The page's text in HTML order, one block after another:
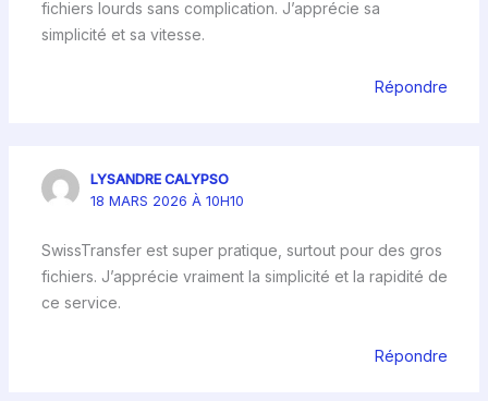
fichiers lourds sans complication. J’apprécie sa
simplicité et sa vitesse.
Répondre
LYSANDRE CALYPSO
18 MARS 2026 À 10H10
SwissTransfer est super pratique, surtout pour des gros
fichiers. J’apprécie vraiment la simplicité et la rapidité de
ce service.
Répondre